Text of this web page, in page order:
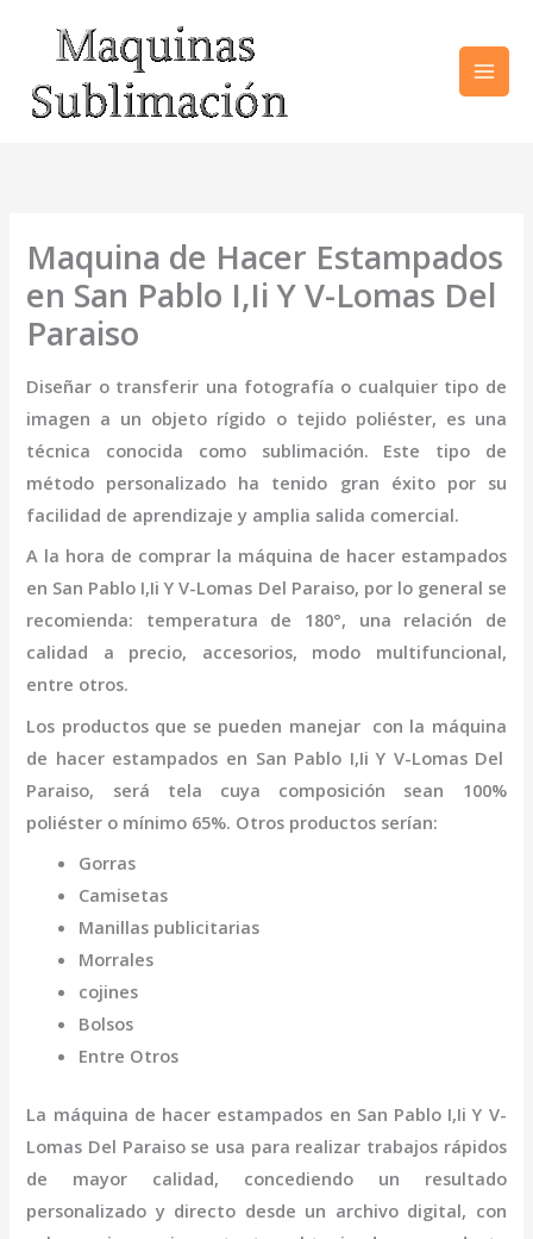
contenido
Maquina de Hacer Estampados
en San Pablo I,Ii Y V-Lomas Del
Paraiso
Diseñar o transferir una fotografía o cualquier tipo de
imagen a un objeto rígido o tejido poliéster, es una
técnica conocida como sublimación. Este tipo de
método personalizado ha tenido gran éxito por su
facilidad de aprendizaje y amplia salida comercial.
A la hora de comprar la máquina de hacer estampados
en San Pablo I,Ii Y V-Lomas Del Paraiso, por lo general se
recomienda: temperatura de 180°, una relación de
calidad a precio, accesorios, modo multifuncional,
entre otros.
Los productos que se pueden manejar con la máquina
de hacer estampados en San Pablo I,Ii Y V-Lomas Del
Paraiso, será tela cuya composición sean 100%
poliéster o mínimo 65%. Otros productos serían:
Gorras
Camisetas
Manillas publicitarias
Morrales
cojines
Bolsos
Entre Otros
La máquina de hacer estampados en San Pablo I,Ii Y V-
Lomas Del Paraiso se usa para realizar trabajos rápidos
de mayor calidad, concediendo un resultado
personalizado y directo desde un archivo digital, con